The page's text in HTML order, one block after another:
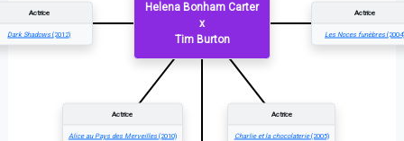
Helena Bonham Carter
x
Tim Burton
Actrice
Les Noces funèbres
Actrice
Charlie et la chocolaterie(2005)
Actrice
Alice au Pays des Merveilles(2010)
Actrice
Dark Shadows (2012)